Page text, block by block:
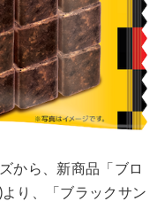
から、新商品「ブロ
り、「ブラックサン